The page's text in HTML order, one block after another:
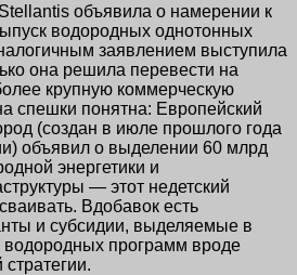
объявила о намерении к
водородных однотонных
заявлением выступила
она решила перевести на
крупную коммерческую
спешки понятна: Европейский
(создан в июле прошлого года
объявил о выделении 60 млрд
энергетики и
— этот недетский
Вдобавок есть
и субсидии, выделяемые в
программ вроде